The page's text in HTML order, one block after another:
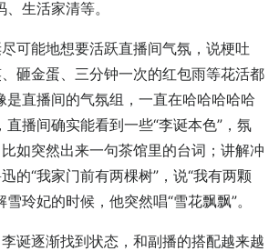
生活家清等。
可能地想要活跃直播间气氛，说梗吐
砸金蛋、三分钟一次的红包雨等花活都
是直播间的气氛组，一直在哈哈哈哈哈
直播间确实能看到一些“李诞本色”，氛
如突然出来一句茶馆里的台词；讲解冲
的“我家门前有两棵树”，说“我有两颗
玲妃的时候，他突然唱“雪花飘飘”。
诞逐渐找到状态，和副播的搭配越来越